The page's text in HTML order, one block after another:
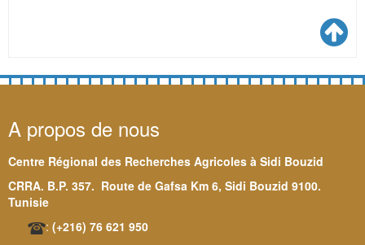
A propos de nous
Centre Régional des Recherches Agricoles à Sidi Bouzid
CRRA. B.P. 357. Route de Gafsa Km 6, Sidi Bouzid 9100.
Tunisie
: (+216) 76 621 950